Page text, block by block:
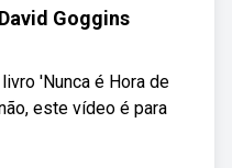
Goggins
'Nunca é Hora de
este vídeo é para